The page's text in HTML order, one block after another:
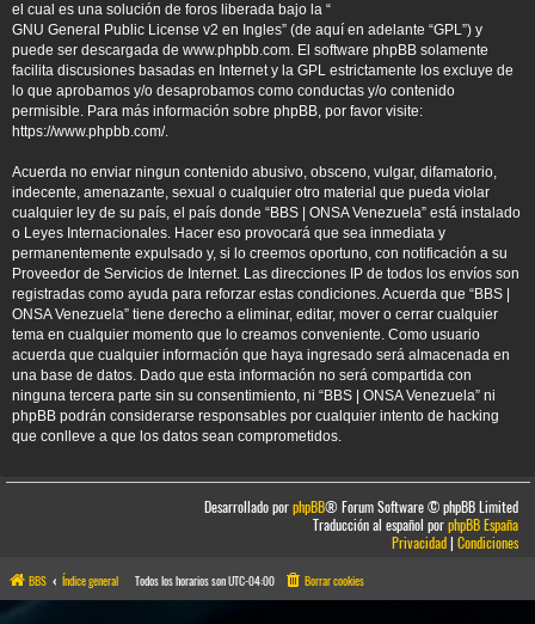
el cual es una solución de foros liberada bajo la “
GNU General Public License v2 en Ingles” (de aquí en adelante “GPL”) y
puede ser descargada de www.phpbb.com. El software phpBB solamente
facilita discusiones basadas en Internet y la GPL estrictamente los excluye de
lo que aprobamos y/o desaprobamos como conductas y/o contenido
permisible. Para más información sobre phpBB, por favor visite:
https://www.phpbb.com/.
Acuerda no enviar ningun contenido abusivo, obsceno, vulgar, difamatorio,
indecente, amenazante, sexual o cualquier otro material que pueda violar
cualquier ley de su país, el país donde “BBS | ONSA Venezuela” está instalado
o Leyes Internacionales. Hacer eso provocará que sea inmediata y
permanentemente expulsado y, si lo creemos oportuno, con notificación a su
Proveedor de Servicios de Internet. Las direcciones IP de todos los envíos son
registradas como ayuda para reforzar estas condiciones. Acuerda que “BBS |
ONSA Venezuela” tiene derecho a eliminar, editar, mover o cerrar cualquier
tema en cualquier momento que lo creamos conveniente. Como usuario
acuerda que cualquier información que haya ingresado será almacenada en
una base de datos. Dado que esta información no será compartida con
ninguna tercera parte sin su consentimiento, ni “BBS | ONSA Venezuela” ni
phpBB podrán considerarse responsables por cualquier intento de hacking
que conlleve a que los datos sean comprometidos.
Desarrollado porphpBB® Forum Software © phpBB Limited
Traducción al español porphpBB España
Privacidad|Condiciones
BBS Índice general Todos los horarios sonUTC-04:00 Borrar cookies